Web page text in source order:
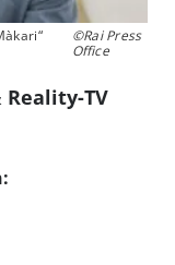
©Rai Press
Office
Reality-TV